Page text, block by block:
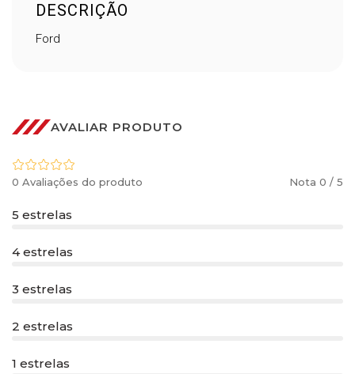
DESCRIÇÃO
Ford
AVALIAR PRODUTO
0 Avaliações do produto Nota 0 / 5
5 estrelas
4 estrelas
3 estrelas
2 estrelas
1 estrelas